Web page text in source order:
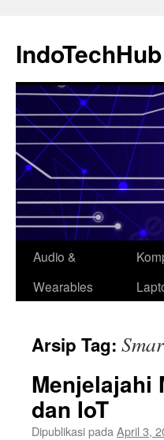
isi
IndoTechHub
Audio &
Wearables
Arsip Tag:
Menjelajahi
dan IoT
Dipublikasi pada April 3,